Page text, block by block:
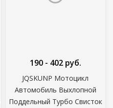
JQSKUNP Мотоцикл
Автомобиль Выхлопной
Поддельный Турбо Свисток
190 - 402 руб.